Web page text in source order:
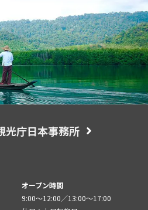
光庁日本事務所
オープン時間
9:00～12:00／13:00～17:00